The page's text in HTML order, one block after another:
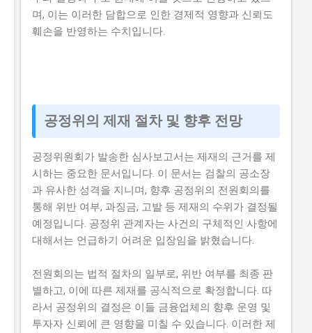
며, 이는 이러한 담합으로 인한 경제적 영향과 신뢰도
훼손을 반영하는 수치입니다.
공정위의 제재 절차 및 향후 전망
공정위원회가 발송한 심사보고서는 제재의 근거를 제
시하는 중요한 문서입니다. 이 문서는 검찰의 공소장
과 유사한 성격을 지니며, 향후 공정위의 전원회의를
통해 위반 여부, 과징금, 고발 등 제재의 수위가 결정될
예정입니다. 공정위 관계자는 사건의 구체적인 사항에
대해서는 언급하기 어려운 입장임을 밝혔습니다.
전원회의는 법적 절차의 일부로, 위반 여부를 최종 판
별하고, 이에 따른 제재를 공식적으로 확정합니다. 따
라서 공정위의 결정은 이들 금융업체의 향후 운영 및
투자자 신뢰에 큰 영향을 미칠 수 있습니다. 이러한 제